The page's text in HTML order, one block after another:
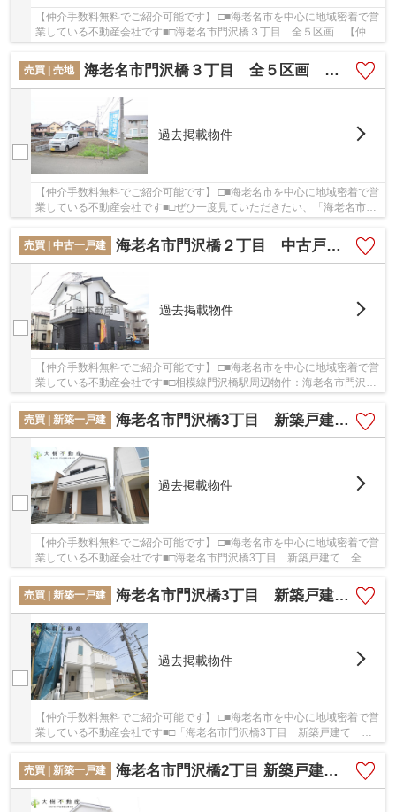
【仲介手数料無料でご紹介可能です】 □■海老名市を中心に地域密着で営
業している不動産会社です■□海老名市門沢橋３丁目 全５区画 【仲介
売買 | 売地
海老名市門沢橋３丁目 全５区画 【仲介手数料無料】
過去掲載物件
【仲介手数料無料でご紹介可能です】 □■海老名市を中心に地域密着で営
業している不動産会社です■□ぜひ一度見ていただきたい、「海老名市門
売買 | 中古一戸建
海老名市門沢橋２丁目 中古戸建て 【仲介手数料無料】
過去掲載物件
【仲介手数料無料でご紹介可能です】 □■海老名市を中心に地域密着で営
業している不動産会社です■□相模線門沢橋駅周辺物件：海老名市門沢橋
２丁目 中古戸建て 【仲介手数料無料】。こ...
売買 | 新築一戸建
海老名市門沢橋3丁目 新築戸建て 全６棟 【仲介手数料無料】
過去掲載物件
【仲介手数料無料でご紹介可能です】 □■海老名市を中心に地域密着で営
業している不動産会社です■□海老名市門沢橋3丁目 新築戸建て 全６
売買 | 新築一戸建
海老名市門沢橋3丁目 新築戸建て 全6棟 【仲介手数料無料】
過去掲載物件
【仲介手数料無料でご紹介可能です】 □■海老名市を中心に地域密着で営
業している不動産会社です■□「海老名市門沢橋3丁目 新築戸建て 全6
売買 | 新築一戸建
海老名市門沢橋2丁目 新築戸建て 全２棟 【仲介手数料無料】